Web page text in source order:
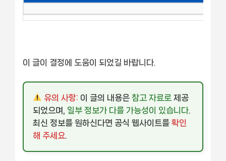
이 글이 결정에 도움이 되었길 바랍니다.
유의 사항: 이 글의 내용은참고 자료로 제공
되었으며, 일부 정보가 다를 가능성이 있습니다
최신 정보를 원하신다면 공식 웹사이트를 확인
해 주세요